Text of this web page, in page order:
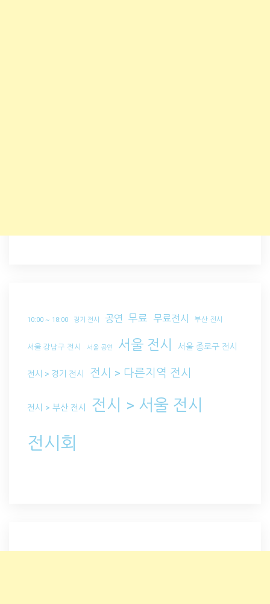
10:00 ~ 18:00 경기 전시 공연 무료 무료전시 부산 전시
서울 강남구 전시 서울 공연 서울 전시 서울 종로구 전시
전시 > 경기 전시 전시 > 다른지역 전시
전시 > 부산 전시 전시 > 서울 전시
전시회